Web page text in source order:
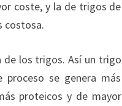
coste, y la de trigos de
costosa.
de los trigos. Así un trigo
se genera más
proteicos y de mayor